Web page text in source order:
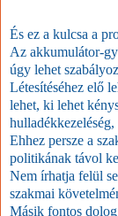
És ez a kulcsa a
Az akkumulátor-
úgy lehet
Létesítéséhez elő
lehet, ki lehet
Ehhez persze a
politikának távol
Nem írhatja felül
szakmai
Másik fontos